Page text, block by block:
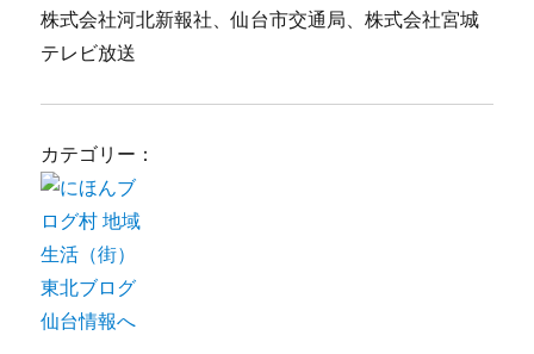
株式会社河北新報社、仙台市交通局、株式会社宮城
テレビ放送
カテゴリー：